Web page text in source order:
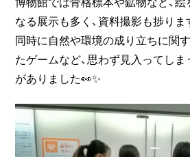
なる展示も多く、資料撮影も捗りま
同時に自然や環境の成り立ちに関
たゲームなど、思わず見入ってしま
がありました👀✨